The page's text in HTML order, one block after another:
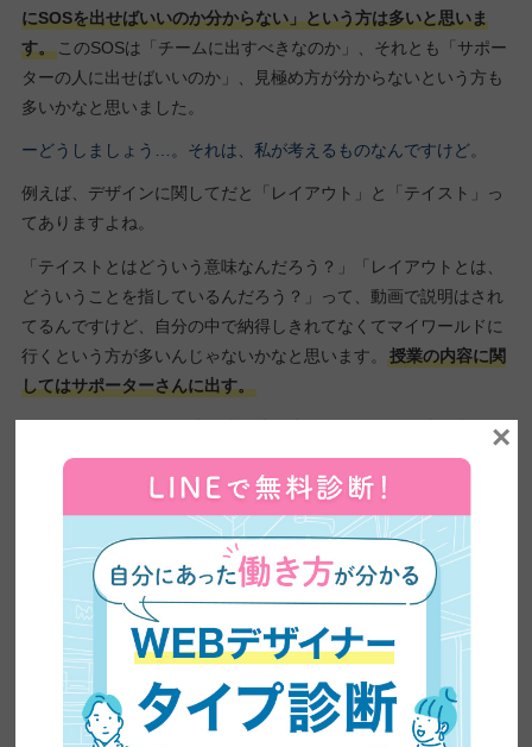
にSOSを出せばいいのか分からない」という方は多いと思いま
す。このSOSは「チームに出すべきなのか」、それとも「サポー
ターの人に出せばいいのか」、見極め方が分からないという方も
多いかなと思いました。
ーどうしましょう…。それは、私が考えるものなんですけど。
例えば、デザインに関してだと「レイアウト」と「テイスト」っ
てありますよね。
「テイストとはどういう意味なんだろう？」「レイアウトとは、
どういうことを指しているんだろう？」って、動画で説明はされ
てるんですけど、自分の中で納得しきれてなくてマイワールドに
行くという方が多いんじゃないかなと思います。
授業の内容に関
してはサポーターさんに出す。
「ここに、こういう写真を真ん中に丸い円で人物の写真を入れよ
うと思うんだけど、この周りの背景の色合いと合ってるかな？」
というような、「ここ、どうなんだろう？」っていうのは、チー
ムでいいと思うんです。
多分「こういうとき、どこにSOSを出したらいいのか」が、分か
りづらいのかなって思います。
ーなにをどこに相談するのが良いのか。例えば「こういうのは添
削会」「こういうのは相談室」「こういうのはCS宛」「こういう
のはチームで話そう」っていう一例があれば分かりやすくなりま
すよね。
×